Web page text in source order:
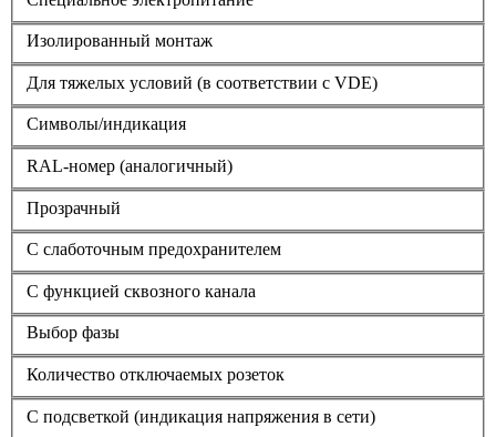
Изолированный монтаж
Для тяжелых условий (в соответствии с VDE)
Символы/индикация
RAL-номер (аналогичный)
Прозрачный
С слаботочным предохранителем
С функцией сквозного канала
Выбор фазы
Количество отключаемых розеток
С подсветкой (индикация напряжения в сети)